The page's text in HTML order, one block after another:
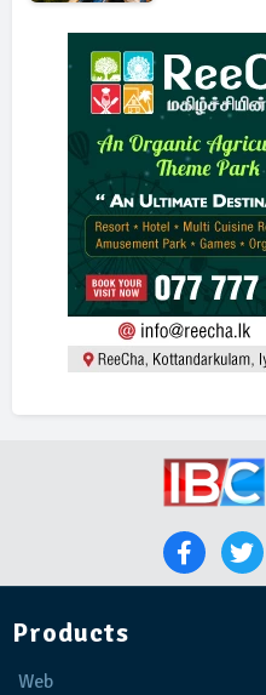
Products
Web